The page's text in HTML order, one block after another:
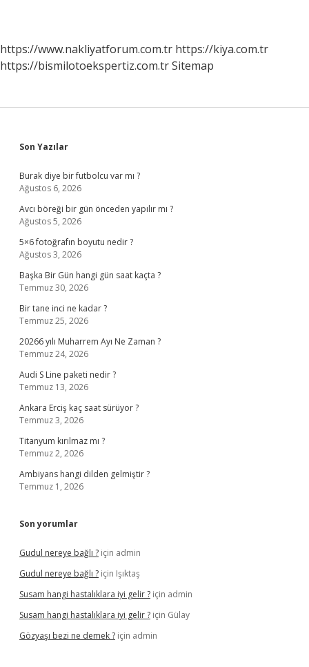
https://www.nakliyatforum.com.tr https://kiya.com.tr
https://bismilotoekspertiz.com.trSitemap
Sidebar
Son Yazılar
Burak diye bir futbolcu var mı ?
Ağustos 6, 2026
Avcı böreği bir gün önceden yapılır mı ?
Ağustos 5, 2026
5×6 fotoğrafın boyutu nedir ?
Ağustos 3, 2026
Başka Bir Gün hangi gün saat kaçta ?
Temmuz 30, 2026
Bir tane inci ne kadar ?
Temmuz 25, 2026
20266 yılı Muharrem Ayı Ne Zaman ?
Temmuz 24, 2026
Audi S Line paketi nedir ?
Temmuz 13, 2026
Ankara Erciş kaç saat sürüyor ?
Temmuz 3, 2026
Titanyum kırılmaz mı ?
Temmuz 2, 2026
Ambiyans hangi dilden gelmiştir ?
Temmuz 1, 2026
Son yorumlar
Gudul nereye bağlı ? için admin
Gudul nereye bağlı ? için Işıktaş
Susam hangi hastalıklara iyi gelir ? için admin
Susam hangi hastalıklara iyi gelir ? için Gülay
Gözyaşı bezi ne demek ? için admin